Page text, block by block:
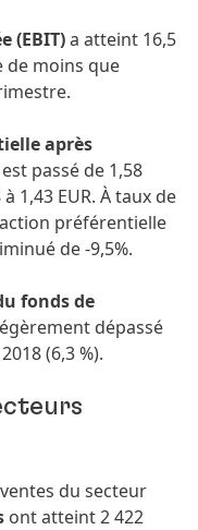
(EBIT)a atteint 16,5
de moins que
après
passé de 1,58
1,43 EUR. À taux de
préférentielle
de -9,5%.
fonds de
dépassé
(6,3 %).
du secteur
ont atteint 2 422